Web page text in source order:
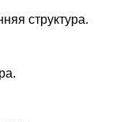
структура.